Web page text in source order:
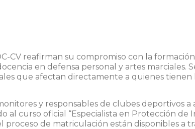
CV reafirman su compromiso con la
en defensa personal y artes marciales.
que afectan directamente a quienes
y responsables de clubes deportivos
curso oficial “Especialista en Protección de
proceso de matriculación están disponibles a